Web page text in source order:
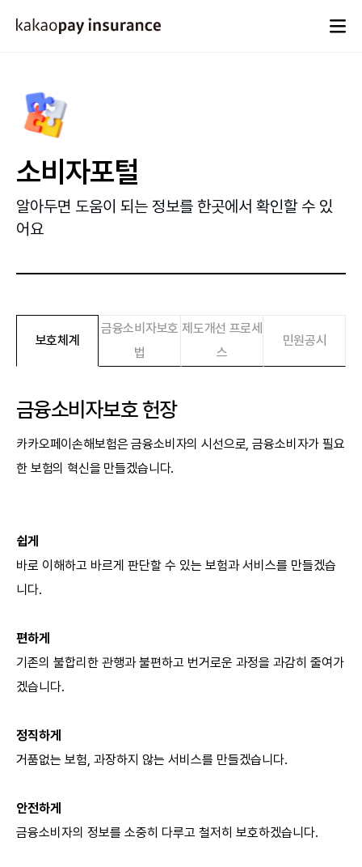
카카오페이손해보험
소비자포털
알아두면 도움이 되는 정보를 한곳에서 확인할 수 있
어요
포
털
본
문
비
보
호
보호체계
금융소비자보호
법
제도개선 프로세
스
민원공시
금융소비자보호 헌장
카카오페이손해보험은 금융소비자의 시선으로, 금융소비자가 필요
한 보험의 혁신을 만들겠습니다.
쉽게
바로 이해하고 바르게 판단할 수 있는 보험과 서비스를 만들겠습
니다.
편하게
기존의 불합리한 관행과 불편하고 번거로운 과정을 과감히 줄여가
겠습니다.
정직하게
거품없는 보험, 과장하지 않는 서비스를 만들겠습니다.
안전하게
금융소비자의 정보를 소중히 다루고 철저히 보호하겠습니다.